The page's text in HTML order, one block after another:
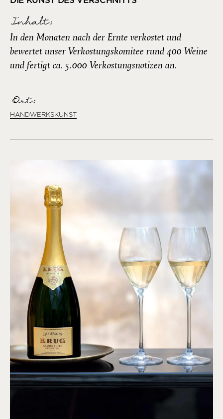
Inhalt:
In den Monaten nach der Ernte verkostet und
bewertet unser Verkostungskomitee rund 400 Weine
und fertigt ca. 5.000 Verkostungsnotizen an.
Ort:
HANDWERKSKUNST